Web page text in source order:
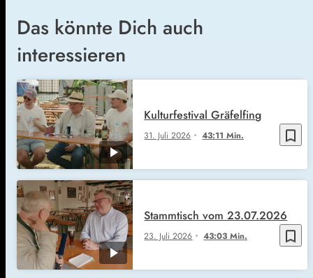
Das könnte Dich auch
interessieren
bookmark_border
31. Juli 2026 43:11 Min.
Kulturfestival Gräfelfing
bookmark_border
23. Juli 2026 43:03 Min.
Stammtisch vom 23.07.2026